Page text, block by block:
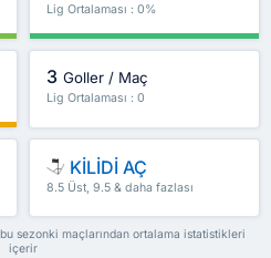
Lig Ortalaması : 0%
3 Goller / Maç
Lig Ortalaması : 0
KİLİDİ AÇ
8.5 Üst, 9.5 & daha fazlası
sezonki maçlarından ortalama istatistikleri
içerir